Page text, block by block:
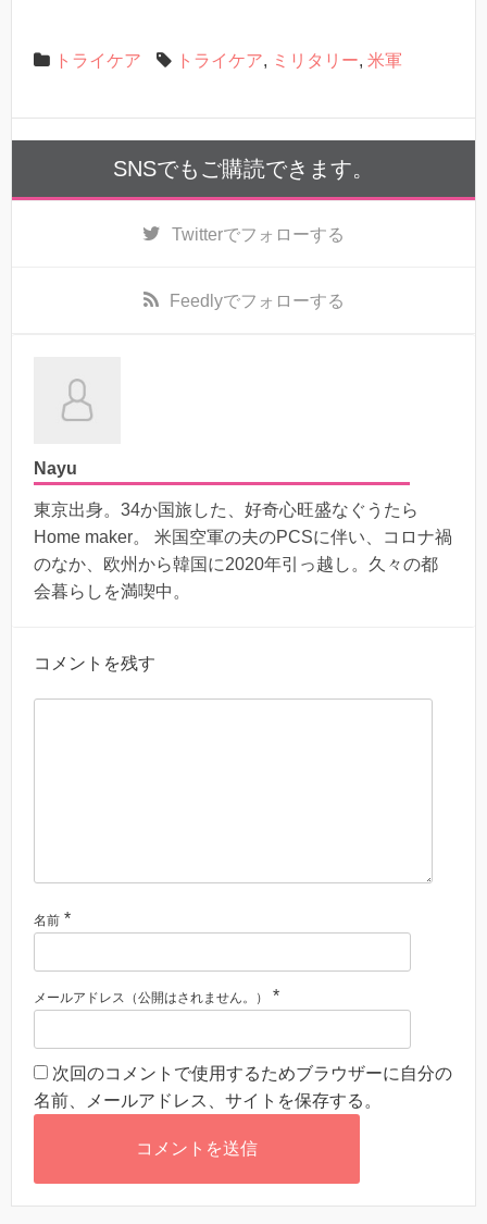
トライケア トライケア, ミリタリー, 米軍
SNSでもご購読できます。
Twitterでフォローする
Feedlyでフォローする
Nayu
東京出身。34か国旅した、好奇心旺盛なぐうたら
Home maker。 米国空軍の夫のPCSに伴い、コロナ禍
のなか、欧州から韓国に2020年引っ越し。久々の都
会暮らしを満喫中。
コメントを残す
名前 *
メールアドレス（公開はされません。） *
次回のコメントで使用するためブラウザーに自分の
名前、メールアドレス、サイトを保存する。